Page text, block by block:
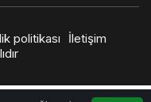
politikası
İletişim